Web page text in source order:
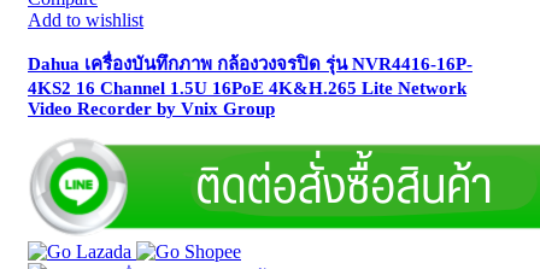
Add to wishlist
Dahua เครื่องบันทึกภาพ กล้องวงจรปิด รุ่น NVR4416-16P-
4KS2 16 Channel 1.5U 16PoE 4K&H.265 Lite Network
Video Recorder by Vnix Group